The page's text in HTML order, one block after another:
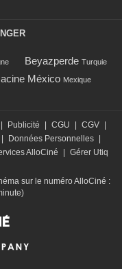
Beyazperde Turquie
México Mexique
| Publicité | CGU | CGV |
| Données Personnelles |
AlloCiné | Gérer Utiq
sur le numéro AlloCiné :